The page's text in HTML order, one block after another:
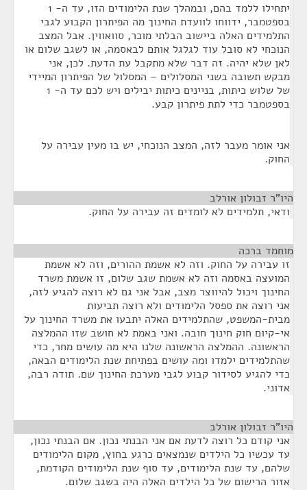
יתחילו ללמד בהם, ובמהלך שנת הלימודים הזו, עד ה- 1
בספטמבר, ידווחו לוועדת החינוך מה הפיתרון הקבוע לגבי
התלמידים האלה ביישוב הבלתי מוכר, סוואווין. אבל המצב
הנוכחי לא סובל עוד לגלגל אותם לבאסמה, או לשגב שלום או
לאן שלא יהיה. זה דבר שלא מתקבל עת הדעת. לכן, אני
מבקש תשובה בשני המסלולים – המסלול של הפיתרון המיידי
של שלוש כיתות, בניינים כיתות יבילים ויש לכם עד ה- 1
בספטמבר כדי לתת פיתרון קבע.
אני אומר מעבר לזה, המצב הנוכחי, יש בו מעין עבירה על
החוק.
היו"ר זבולון אורלב
ודאי, תלמידים לא לומדים זה עבירה על החוק.
מוחמד ברכה
זו עבירה על החוק. וזה לא אשמת ההורים, וזה לא אשמת
המועצה באסמה וזה לא אשמת שגב שלום, זו אשמת משרד
החינוך ויכול להיווצר מצב, אבל אני גם לא רוצה להגיע לזה,
אני רוצה את ספסל הלימודים ולא רוצה תביעות
מבית-המשפט, שהתלמידים האלה יתבעו את משרד החינוך על
אי-קיום חוק חינוך חובה. ואני באמת לא חושב שזו ההמלצה
הראשונה. ההמלצה הראשונה שלנו היא מה עושים מחר, כדי
שהתלמידים ילמדו ומה עושים בפתיחת שנת הלימודים הבאה,
כדי להגיע לסידור קבוע לגבי מערכת החינוך שם. תודה רבה,
אדוני.
היו"ר זבולון אורלב
אני קודם כל רוצה לדעת אם אני הבנתי נכון. אם הבנתי נכון,
עד עכשיו כל הילדים שנמצאים כרגע בחוץ, מקום הלימודים
שלהם, עד שנת הלימודים, עד סוף שנת הלימודים הקודמת,
אזור הרישום של כל הילדים האלה היה בשגב שלום.